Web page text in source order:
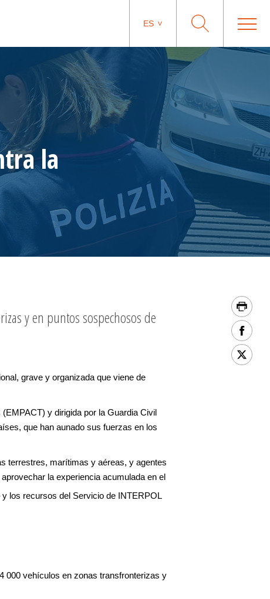
ES
la
y en puntos sospechosos de
grave y organizada que viene de
y dirigida por la Guardia Civil
que han aunado sus fuerzas en los
terrestres, marítimas y aéreas, y agentes
la experiencia acumulada en el
los recursos del Servicio de INTERPOL
000 vehículos en zonas transfronterizas y